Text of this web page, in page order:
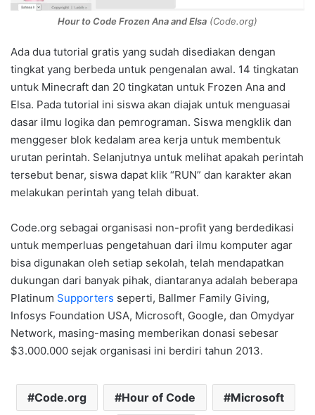
Hour to Code Frozen Ana and Elsa (Code.org)
Ada dua tutorial gratis yang sudah disediakan dengan
tingkat yang berbeda untuk pengenalan awal. 14 tingkatan
untuk Minecraft dan 20 tingkatan untuk Frozen Ana and
Elsa. Pada tutorial ini siswa akan diajak untuk menguasai
dasar ilmu logika dan pemrograman. Siswa mengklik dan
menggeser blok kedalam area kerja untuk membentuk
urutan perintah. Selanjutnya untuk melihat apakah perintah
tersebut benar, siswa dapat klik “RUN” dan karakter akan
melakukan perintah yang telah dibuat.
Code.org sebagai organisasi non-profit yang berdedikasi
untuk memperluas pengetahuan dari ilmu komputer agar
bisa digunakan oleh setiap sekolah, telah mendapatkan
dukungan dari banyak pihak, diantaranya adalah beberapa
Platinum Supporters seperti, Ballmer Family Giving,
Infosys Foundation USA, Microsoft, Google, dan Omydyar
Network, masing-masing memberikan donasi sebesar
$3.000.000 sejak organisasi ini berdiri tahun 2013.
Code.org Hour of Code Microsoft